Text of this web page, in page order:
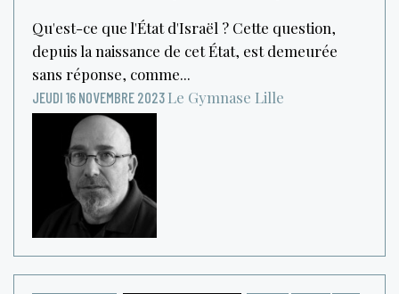
Qu'est-ce que l'État d'Israël ? Cette question,
depuis la naissance de cet État, est demeurée
sans réponse, comme...
JEUDI 16 NOVEMBRE 2023 Le Gymnase Lille